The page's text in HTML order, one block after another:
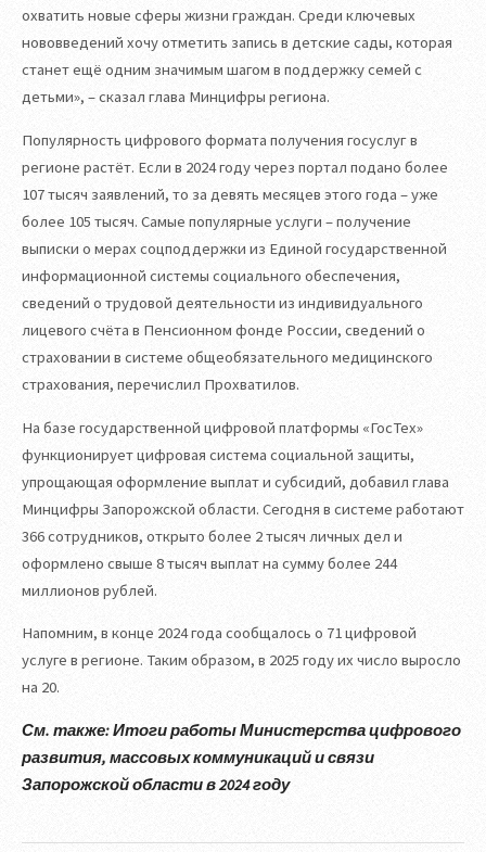
охватить новые сферы жизни граждан. Среди ключевых
нововведений хочу отметить запись в детские сады, которая
станет ещё одним значимым шагом в поддержку семей с
детьми», – сказал глава Минцифры региона.
Популярность цифрового формата получения госуслуг в
регионе растёт. Если в 2024 году через портал подано более
107 тысяч заявлений, то за девять месяцев этого года – уже
более 105 тысяч. Самые популярные услуги – получение
выписки о мерах соцподдержки из Единой государственной
информационной системы социального обеспечения,
сведений о трудовой деятельности из индивидуального
лицевого счёта в Пенсионном фонде России, сведений о
страховании в системе общеобязательного медицинского
страхования, перечислил Прохватилов.
На базе государственной цифровой платформы «ГосТех»
функционирует цифровая система социальной защиты,
упрощающая оформление выплат и субсидий, добавил глава
Минцифры Запорожской области. Сегодня в системе работают
366 сотрудников, открыто более 2 тысяч личных дел и
оформлено свыше 8 тысяч выплат на сумму более 244
миллионов рублей.
Напомним, в конце 2024 года сообщалось о 71 цифровой
услуге в регионе. Таким образом, в 2025 году их число выросло
на 20.
См. также: Итоги работы Министерства цифрового
развития, массовых коммуникаций и связи
Запорожской области в 2024 году